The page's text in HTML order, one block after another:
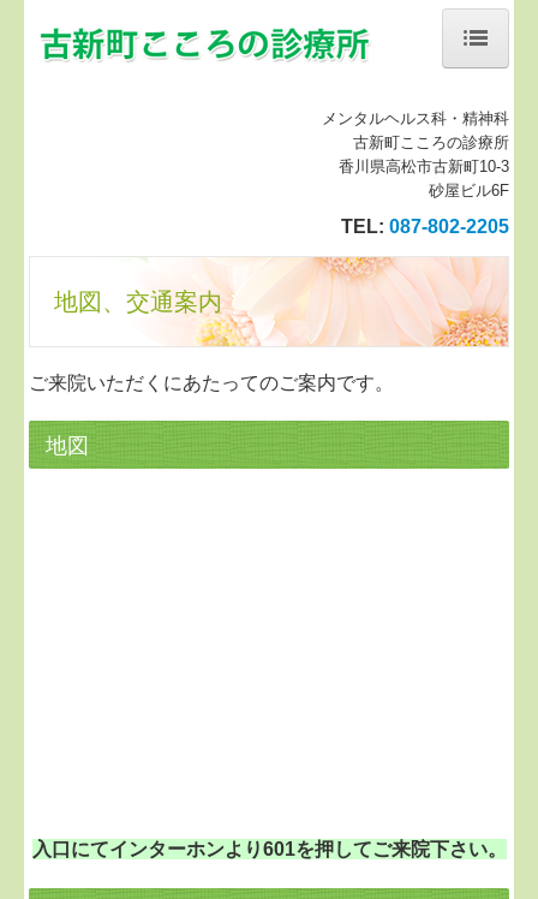
思春期外来
診療案内
個人情報保護方針
メンタルヘルス科・精神科
古新町こころの診療所
香川県高松市古新町10-3
砂屋ビル6F
TEL: 087-802-2205
地図、交通案内
ご来院いただくにあたってのご案内です。
地図
入口にてインターホンより601を押してご来院下さい。